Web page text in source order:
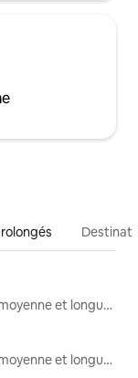
Locations moyenne et longue durée
Locations moyenne et longue durée